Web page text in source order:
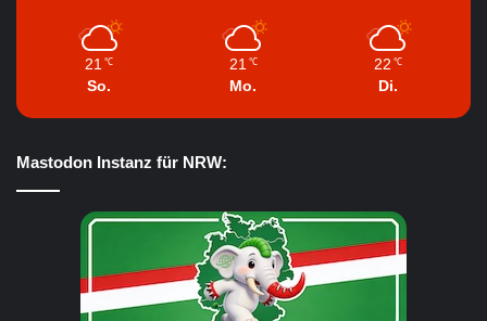
21 ℃
So.
21 ℃
Mo.
22 ℃
Di.
Mastodon Instanz für NRW: